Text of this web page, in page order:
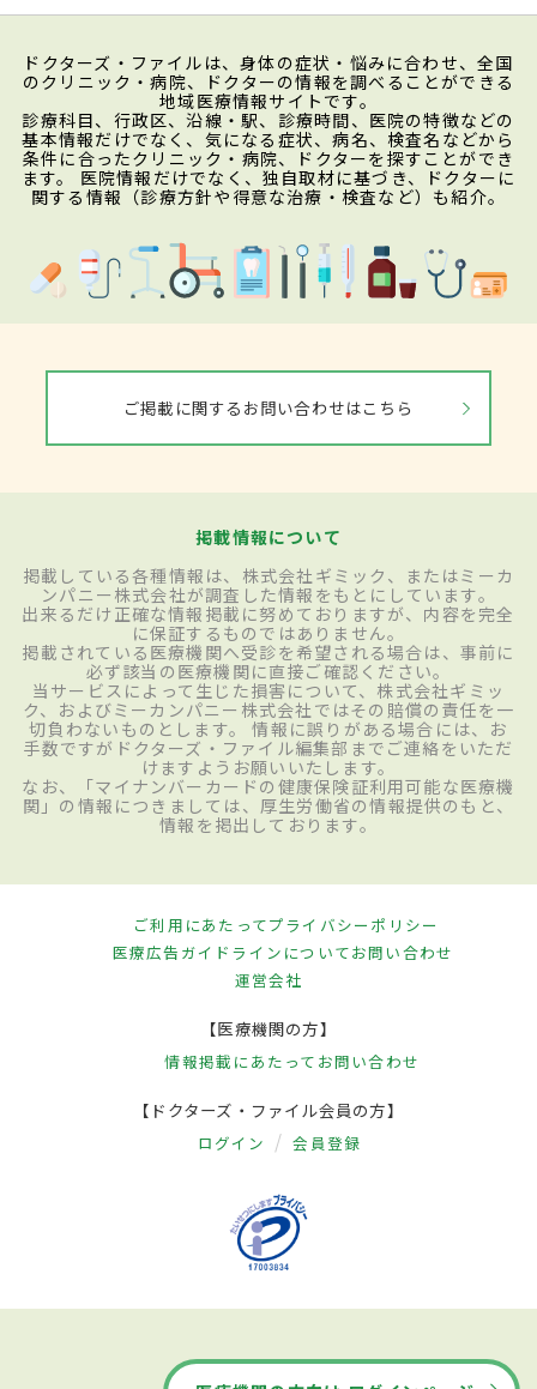
ドクターズ・ファイルは、身体の症状・悩みに合わせ、全国
のクリニック・病院、ドクターの情報を調べることができる
地域医療情報サイトです。
診療科目、行政区、沿線・駅、診療時間、医院の特徴などの
基本情報だけでなく、気になる症状、病名、検査名などから
条件に合ったクリニック・病院、ドクターを探すことができ
ます。 医院情報だけでなく、独自取材に基づき、ドクターに
関する情報（診療方針や得意な治療・検査など）も紹介。
ご掲載に関するお問い合わせはこちら
掲載情報について
掲載している各種情報は、株式会社ギミック、またはミーカ
ンパニー株式会社が調査した情報をもとにしています。
出来るだけ正確な情報掲載に努めておりますが、内容を完全
に保証するものではありません。
掲載されている医療機関へ受診を希望される場合は、事前に
必ず該当の医療機関に直接ご確認ください。
当サービスによって生じた損害について、株式会社ギミッ
ク、およびミーカンパニー株式会社ではその賠償の責任を一
切負わないものとします。 情報に誤りがある場合には、お
手数ですがドクターズ・ファイル編集部までご連絡をいただ
けますようお願いいたします。
なお、「マイナンバーカードの健康保険証利用可能な医療機
関」の情報につきましては、厚生労働省の情報提供のもと、
情報を掲出しております。
ご利用にあたってプライバシーポリシー
医療広告ガイドラインについてお問い合わせ
運営会社
【医療機関の方】
情報掲載にあたって お問い合わせ
【ドクターズ・ファイル会員の方】
ログイン 会員登録